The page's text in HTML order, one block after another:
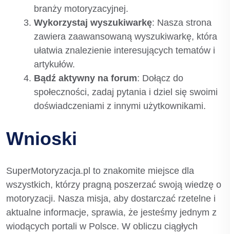
branży motoryzacyjnej.
Wykorzystaj wyszukiwarkę: Nasza strona
zawiera zaawansowaną wyszukiwarkę, która
ułatwia znalezienie interesujących tematów i
artykułów.
Bądź aktywny na forum: Dołącz do
społeczności, zadaj pytania i dziel się swoimi
doświadczeniami z innymi użytkownikami.
Wnioski
SuperMotoryzacja.pl to znakomite miejsce dla
wszystkich, którzy pragną poszerzać swoją wiedzę o
motoryzacji. Nasza misja, aby dostarczać rzetelne i
aktualne informacje, sprawia, że jesteśmy jednym z
wiodących portali w Polsce. W obliczu ciągłych